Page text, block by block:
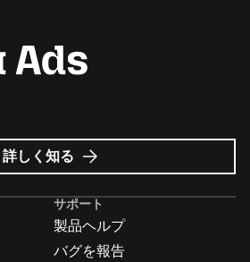
Mozilla
広
詳しく知る
サポート
製品ヘルプ
バグを報告